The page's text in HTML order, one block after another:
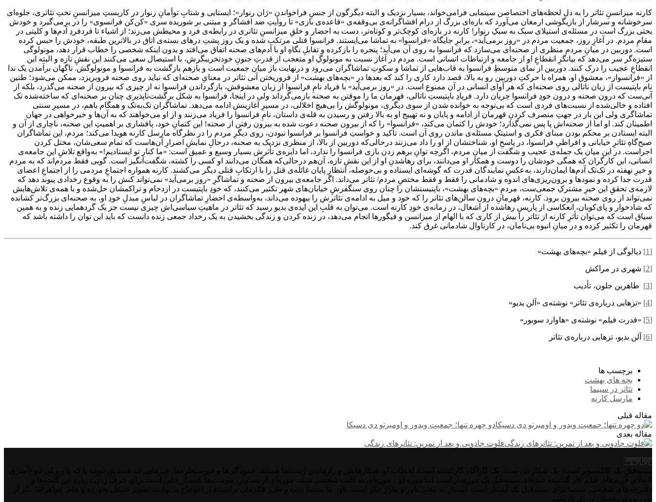
کارنه میزانسنِ تئاتر را به دلِ لحظه‌های اختصاصن سینمایی فرامی‌خواند، بسیار نزدیک و البته دیگرگون از جنسِ فراخواندنِ «ژان رنوار»؛ ایستایی و شتابِ توأمانِ رنوار در کاربستِ میزانسنِ تختِ تئاتری، جلوه‌ا‌ی
سرخوشانه و سرشار از بازیگوشی ارمغان می‌آورد که بازه‌ای بزرگ از درام افشاگرانه‌ی بی‌وقفه‌ی «قاعده‌ی بازی» تا روایتِ ضد افشاگر و مبتنی بر شوریده سری «کن‌کن فرانسوی» را در برمی‌گیرد و خودش
بحثی بزرگ است در مسئله‌ی استیلای سبک به سبکِ رنوار! کارنه در بازه‌ای کوچک‌تر و کوتاه‌تر، دست به احضار و خلقِ میزانسنِ تئاتری در رابطه‌ی فرد و محیطش می‌زند؛ از اشیاء تا فرد‌فردِ آدم‌ها و کلیتی در
مقامِ مردم. در آغازِ روز، جمعیت مردم در «روز برمی‌آید»، برابرِ جایگاه «فرانسوا» به تماشا می‌ایستند. فرانسوا قتلی مرتکب شده و یک روز پشتِ درهای بسته‌ی اتاق در بالاترین طبقه، خودش را حبس کرده
است. دوربین در میانِ مردم منظری از صحنه‌ای می‌سازد که فرانسوا به روی آن می‌آید؛ پنجره را بازکرده و تقابلِ نگاهِ او با آدم‌های صحنه اتفاق می‌افتد و بدون اینکه شخصی را خطاب قرار دهد، مونولوگی
ستیزه‌گر سر می‌دهد که بیانگرِ انقطاعِ او از جامعه و ارتباطات انسانی است. مردم در آغاز نسبت به مونولوگِ او متعجب از قدرتِ جنونِ خودتخریبگرش، با استیصال سعی می‌کنند این نقشِ تازه و البته این
انقطاعِ عجیب را درک کنند. دوربین از نمای متوسطِ فرانسوا به قاب‌هایی از تماشا و سکوتِ تماشاگران می‌رود و درنهایت باز میان جمعیت است و بازهم بازگشت به فرانسوا و مونولوگش. ناگهان برآمدن یک ندا
از «فرانسواز»، معشوق او، همراه با حرکتِ دوربین رو به بالا، قصد دارد کاری را کند که بعدها در «بچه‌های بهشت» از فروریختن آنی تئاتر در معنایِ صحنه‌ای که نباید روی صحنه فروبریزد، ممکن می‌شود؛ طنین
نام باپتیست از زبان ناتالی روی صحنه‌ای که هر آوای انسانی در آن ممنوع است. در «روز برمی‌آید» با فریاد نامِ فرانسوا از زبان معشوقش، بازگرداندن فرانسوا نه از چیزی که بیرون از صحنه می‌گذرد، بلکه از
آنی‌ست که درون صحنه و درون خودِ فرانسوا جریان دارد. فریادِ باپتیستِ ناتالی، قهرمان ما را موقتن به صحنه بازمی‌گرداند ولی در اینجا، فرانسوا به شکل برگشت‌ناپذیری چنان بر صحنه‌ای که ساخته‌شده تک
افتاده و خالی‌شده از نسبت‌های فردی است که بی‌توجه به خوانده شدن از سوی دیگری، مونولوگش را بی‌هیچ اخلالی، در مسیرِ آغازینش ادامه می‌دهد. تماشاگران تک‌به‌تک و همگام باهم، در مسیرِ سنتی
تماشاگری ولی این بار در جهتِ منصرف کردنِ قهرمان از ادامه و پایان و نه تهییج او به بالا رفتن و رسیدن به قله‌ی داستان، نامِ فرانسوا را فریاد می‌زنند و از او می‌خواهند که به آن‌ها و خیرخواهی در جهان
اطمینان کند. او اما از صحنه‌اش پا پس نمی‌گذارد؛ خودش را کتمان می‌کند، «فرانسوا» را که از بیرون صحنه دعوت شده به بیرون رفتن از صحنه! این کتمانِ خود، پافشاری بر اهمیتِ این صحنه، ناچاری از آن و
البته ایستادن بر محکم بودن مبنای فکری و استیتکِ مسئله‌ی ماندن روی آن است. تأکید و خواستِ فرانسوا بر فرانسوا نبودن، روی دیگرِ مردم را در نظرگاه مارسل کارنه هویدا می‌کند؛ مردم، این تماشاگران
صبح‌گاهِ تئاترِ خیابانی و افراطیِ فرانسوا، در پاسخِ او، شناختشان از او را داد می‌زنند درحالی‌که دوربین از بالا، از منظری نزدیک به صحنه، درحالِ نمایشِ اصرارِ آن‌هاست که تمام سعی‌شان، مختل کردن
اجراست. در این میان یک جمله‌ی عجیب و شگفت از میانِ مردم، اگرچه توانِ برهم زدن بازی فرانسوا را ندارد، اما دایره‌ی تأثرش بسیار وسیع و عمیق است: «ما کنارِ تو ایستادیم!» به‌واقع تلاشِ این جامعه‌ی
انسانی، این کارگران که همگی خودشان را دوست و همکار او می‌دانند، برای رهاشدنِ او از این نقشِ تازه، آن‌هم درحالی‌که همگان می‌دانند او کسی را کشته، شگفت‌انگیز است. گویی فقط مردم‌اند که به مردم
و خیرِ نهفته در تک‌تک آدم‌ها ایمان‌دارند، به‌عکسِ نمایندگان قدرت که گوشه‌ای ایستاده‌ و بی‌حوصله، انتظارِ پایان غائله‌ی قتل را با ارتکابِ قتلی دیگر می‌کشند. کارنه همواره اجتماعِ مردمی را از اجتماعِ اعضای
قدرت جدا کرده و نمودها و برون‌ریزی‌های اندوه و شادمانی را فقط و فقط مختصِ مردم/ تئاتر می‌داند. اگر جامعه‌ی بیرون از صحنه‌ و تماشاگرِ «روز برمی‌آید» نمی‌تواند کنش را به وقوع رخدادی پیوند دهد که
لازمه‌ی تحققِ این خیرِ مشترکِ جمعی‌ست، مردمِ «بچه‌های بهشت»، باپتیستشان را چنان روی سنگفرشِ خیابان‌های شهر تکثیر می‌کنند، که خودِ باپتیست در ازدحام و تراکمشان حل‌شده و با همه‌ی تلاش‌هایش
نمی‌تواند از روی صحنه بیرون برود. کارنه، قهرمانِ درونِ سالن‌های تئاتر را که خود و میل به ادامه‌ی تئاترش را بیهوده می‌داند، به‌واسطه‌ی احضارِ تماشاگران در لباسِ مبدلِ خودِ او، به صحنه‌ای بزرگ‌تر کشانده
که شادخوار و پای‌کوبان، انعکاسی از پاریسِ رهاشده از اشغال، در زمانه‌ی خودِ کارنه است. می‌توان به قلبِ این ایده‌ی بدیو رسید که تئاتر در ماهیتِ سیاسی‌اش چیزی نیست جز یک گردهمایی زنده و به همین
سیاق است که می‌توان تأثرِ کارنه از تئاتر را بیش از کاری که با الهام از میزانسن و فیگورها انجام می‌دهد، در زنده کردن و زندگی بخشیدن به یک رخداد جمعی زنده دانست که باید این توان را داشته باشد که
قهرمان را تکثیر کرده و در میانِ انبوه بی‌نامان، در کارناوال شادمانی‌ غرق کند.
[1] دیالوگی از فیلم «بچه‌های بهشت»
[2] شهری در مراکش
[3] طاهربن جلون، تأدیب
[4] «تزهایی درباره‌ی تئاتر» نوشته‌ی «آلن بدیو»
[5] «قدرت فیلم» نوشته‌ی «هاوارد سوبور»
[6] آلن بدیو، تزهایی درباره‌ی تئاتر
برچسب ها
بچه های بهشت
تئاتر در سینما
مارسل کارنه
مقاله قبلی
دو چهره تنها؛ جمعیت ویدور و اومبرتو دی دسیکا
مقاله بعدی
فلوت جادویی و بعد از تمرین: تئاترهای زندگی
درباره‌ ما